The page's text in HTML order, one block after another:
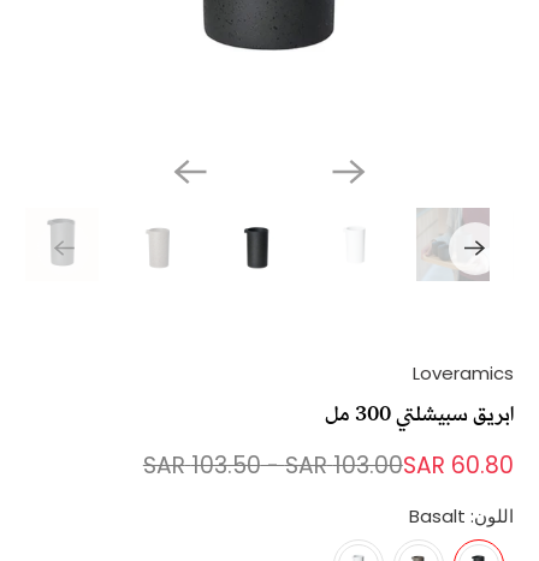
Loveramics
ابريق سبيشلتي 300 مل
60.80 SAR
103.00 SAR
-
103.50 SAR
اللون: Basalt